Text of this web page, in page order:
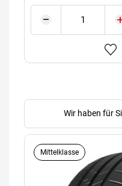
Wir haben für
Mittelklasse